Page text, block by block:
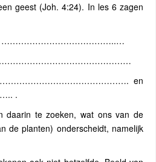
geest (Joh. 4:24). In les 6 zagen
een …………………………………..…
een …………………………………………
uit ………………………………………. en
.
daarin te zoeken, wat ons van de
de planten) onderscheidt, namelijk